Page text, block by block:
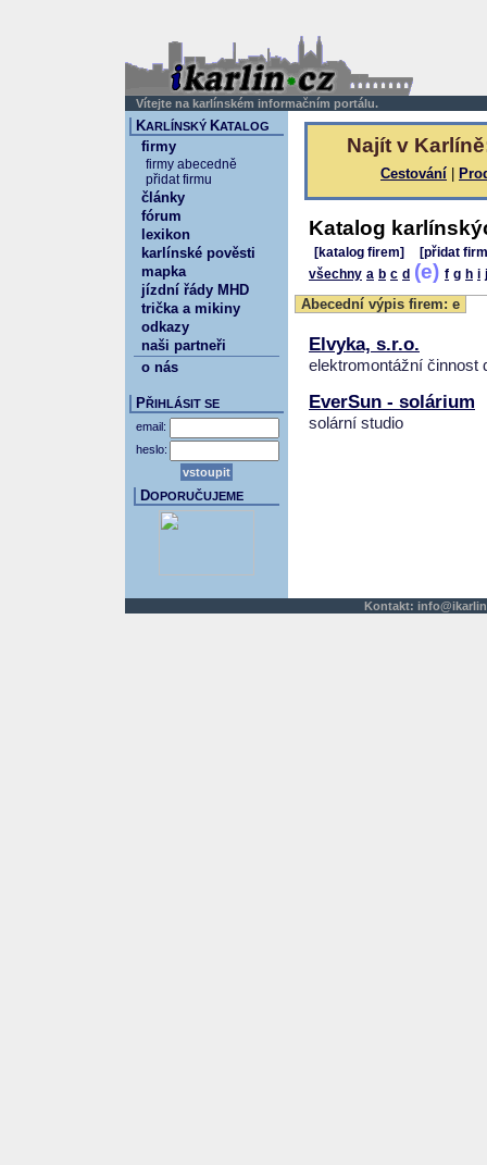
Vítejte na karlínském informačním portálu.
Najít v
Cestování
Katalog
[katalog firem]
[přidat
všechny a b c d (e) f g h i j
Abecední výpis firem: e
Elvyka, s.r.o.
elektromontážní činnost
EverSun - solárium
solární studio
KARLÍNSKÝ KATALOG
firmy
firmy abecedně
přidat firmu
články
fórum
lexikon
karlínské pověsti
mapka
jízdní řády MHD
trička a mikiny
odkazy
naši partneři
o nás
PŘIHLÁSIT SE
email:
heslo:
DOPORUČUJEME
Kontakt: